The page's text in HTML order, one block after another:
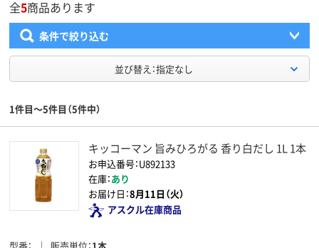
全5商品あります
条件で絞り込む
並び替え：指定なし
1件目～5件目（5件中）
キッコーマン 旨みひろがる 香り白だし 1L 1本
お申込番号：U892133
在庫：あり
お届け日：8月11日（火）
アスクル在庫商品